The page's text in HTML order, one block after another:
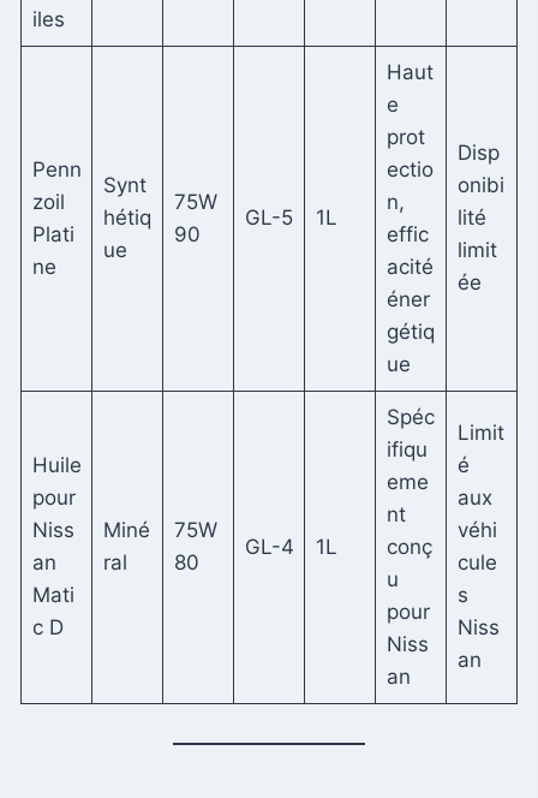
iles
Penn
zoil
Plati
ne
Synt
hétiq
ue
75W
90
GL-5 1L
Haut
e
prot
ectio
n,
effic
acité
éner
gétiq
ue
Disp
onibi
lité
limit
ée
Huile
pour
Niss
an
Mati
c D
Miné
ral
75W
80
GL-4 1L
Spéc
ifiqu
eme
nt
conç
u
pour
Niss
an
Limit
é
aux
véhi
cule
s
Niss
an